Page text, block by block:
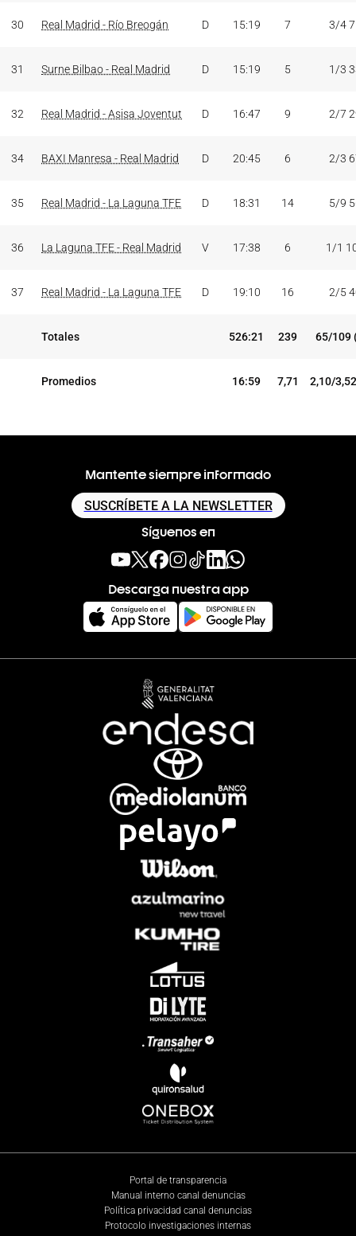
30 Real Madrid - Río Breogán D 15:19 7 3/4
31 Surne Bilbao - Real Madrid D 15:19 5 1/3
32 Real Madrid - Asisa Joventut D 16:47 9 2/7
34 BAXI Manresa - Real Madrid D 20:45 6 2/3
35 Real Madrid - La Laguna TFE D 18:31 14 5/9
36 La Laguna TFE - Real Madrid V 17:38 6 1/1
37 Real Madrid - La Laguna TFE D 19:10 16 2/5
Totales 526:21 239 65/109
Promedios 16:59 7,71 2,10/
Mantente siempre informado
SUSCRÍBETE A LA NEWSLETTER
Síguenos en
Descarga nuestra app
Portal de transparencia
Manual interno canal denuncias
Política privacidad canal denuncias
Protocolo investigaciones internas